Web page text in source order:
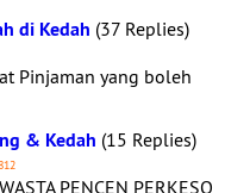
di Kedah (37 Replies)
Pinjaman yang boleh
& Kedah (15 Replies)
PENCEN PERKESO